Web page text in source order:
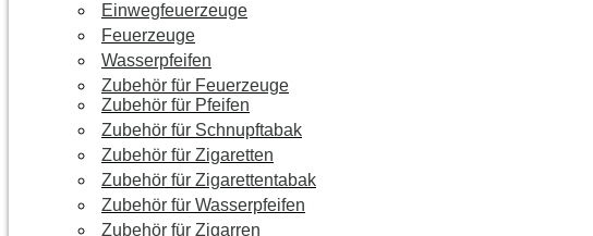
Einwegfeuerzeuge
Feuerzeuge
Wasserpfeifen
Zubehör für Feuerzeuge
Zubehör für Pfeifen
Zubehör für Schnupftabak
Zubehör für Zigaretten
Zubehör für Zigarettentabak
Zubehör für Wasserpfeifen
Zubehör für Zigarren